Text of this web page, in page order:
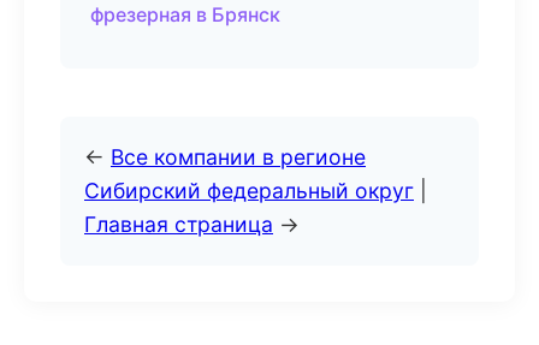
фрезерная в Брянск
← Все компании в регионе
Сибирский федеральный округ
Главная страница →